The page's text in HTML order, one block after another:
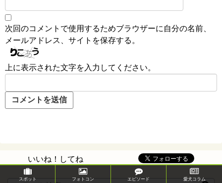
いいね！してね
次回のコメントで使用するためブラウザーに自分の名前、
メールアドレス、サイトを保存する。
上に表示された文字を入力してください。
スポット フォトコン エピソード 愛犬コラム